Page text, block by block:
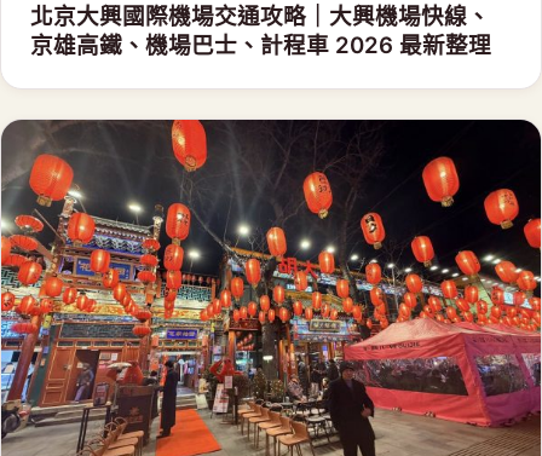
北京大興國際機場交通攻略｜大興機場快線、
京雄高鐵、機場巴士、計程車 2026 最新整理